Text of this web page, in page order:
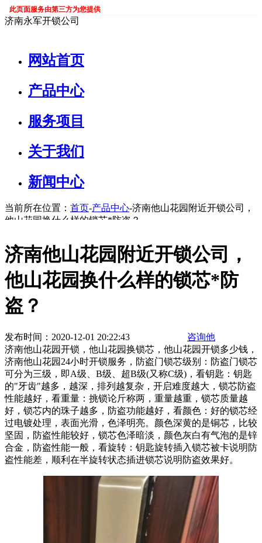
此页面服务由第三方为您提供
济南永军开锁公司
网站首页
产品中心
服务项目
关于我们
新闻中心
当前所在位置： 首页-产品中心-济南他山花园附近开锁公司，
他山花园换什么样的锁芯*防盗？
济南他山花园附近开锁公司，
他山花园换什么样的锁芯*防
盗？
发布时间：2020-12-01 20:22:43
咨询他
济南他山花园开锁，他山花园换锁芯，他山花园开锁多少钱，
济南他山花园24小时开锁服务，防盗门锁芯级别：防盗门锁芯
可分为三级，即A级、B级、超B级(又称C级)，看钥匙：钥匙
的"牙齿"越多，越深，排列越复杂，开启难度越大，锁芯防盗
性能越好，看重量：挑锁论斤称两，重量越重，锁芯质量越
好，锁芯内的珠子越多，防盗功能越好，看颜色：好的锁芯经
过电镀处理，表面光滑，色泽明亮。颜色深黄的是铜芯，比较
坚固，防盗性能较好，锁芯色泽暗淡，颜色灰白有气泡的是锌
合金，防盗性能一般，看旋转：钥匙旋转插入锁芯被卡说明防
盗性能差，顺利在半旋转状态插进锁芯说明防盗效果好。